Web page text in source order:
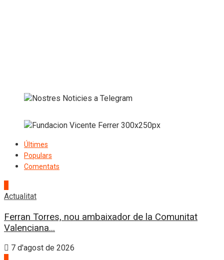
Últimes
Populars
Comentats
Actualitat
Ferran Torres, nou ambaixador de la Comunitat
Valenciana...
7 d'agost de 2026